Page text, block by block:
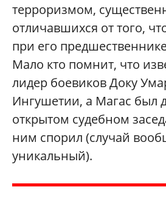
терроризмом,
отличавшихся от того,
при его
Мало кто помнит, что
лидер боевиков Доку
Ингушетии, а Магас был
открытом судебном
ним спорил (случай
уникальный).